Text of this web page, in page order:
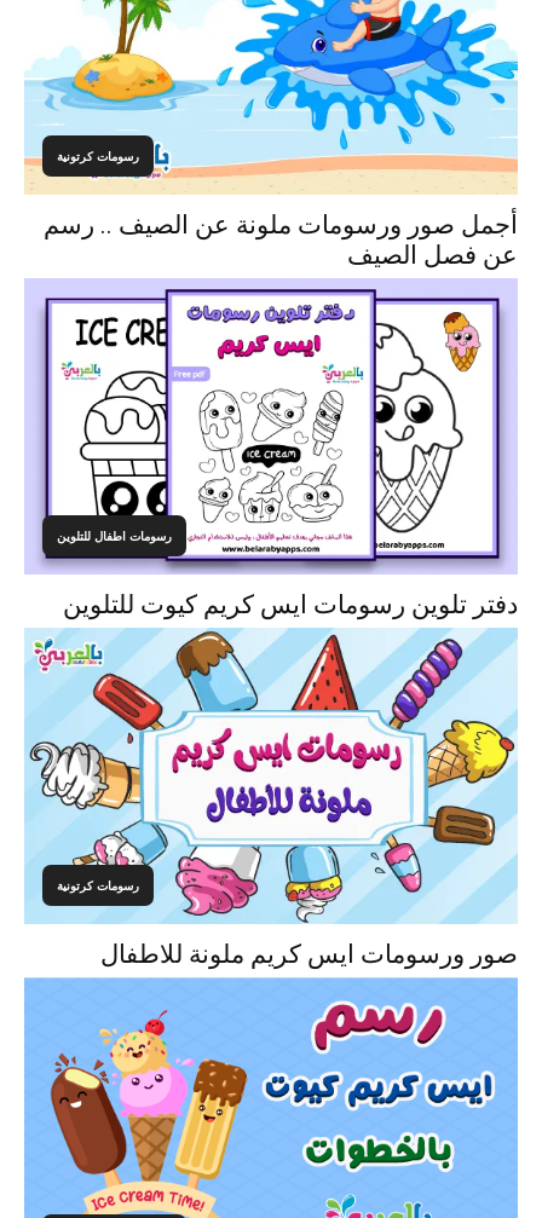
رسومات كرتونية
أجمل صور ورسومات ملونة عن الصيف .. رسم
عن فصل الصيف
رسومات اطفال للتلوين
دفتر تلوين رسومات ايس كريم كيوت للتلوين
رسومات كرتونية
صور ورسومات ايس كريم ملونة للاطفال